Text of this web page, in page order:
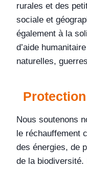
rurales et des
sociale et
également à la
d’aide
naturelles,
Nous soutenons
le réchauffement
des énergies, de
de la biodiversité.